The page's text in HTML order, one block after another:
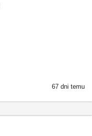
67 dni temu